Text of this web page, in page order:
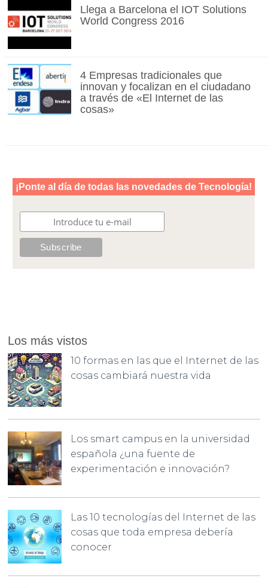
Llega a Barcelona el IOT Solutions
World Congress 2016
4 Empresas tradicionales que
innovan y focalizan en el ciudadano
a través de «El Internet de las
cosas»
Los más vistos
10 formas en las que el Internet de las
cosas cambiará nuestra vida
Los smart campus en la universidad
española ¿una fuente de
experimentación e innovación?
Las 10 tecnologías del Internet de las
cosas que toda empresa debería
conocer